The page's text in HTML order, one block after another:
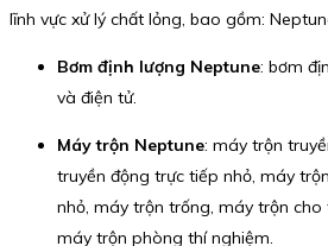
lĩnh vực xử lý chất lỏng, bao gồm:
Bơm định lượng Neptune: bơm
và điện tử.
Máy trộn Neptune: máy trộn
truyền động trực tiếp nhỏ, máy
nhỏ, máy trộn trống, máy trộn cho
máy trộn phòng thí nghiệm.